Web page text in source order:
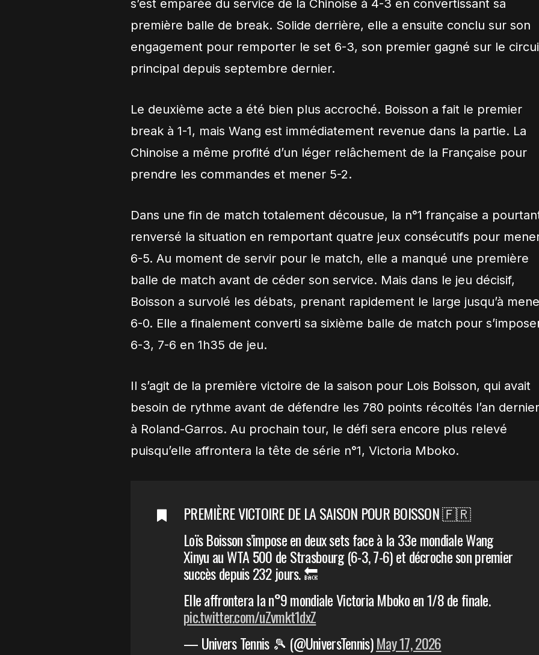
s’est emparée du service de la Chinoise à 4-3 en convertissant sa
première balle de break. Solide derrière, elle a ensuite conclu sur son
engagement pour remporter le set 6-3, son premier gagné sur le
principal depuis septembre dernier.
Le deuxième acte a été bien plus accroché. Boisson a fait le premier
break à 1-1, mais Wang est immédiatement revenue dans la partie. La
Chinoise a même profité d’un léger relâchement de la Française pour
prendre les commandes et mener 5-2.
Dans une fin de match totalement décousue, la n°1 française a
renversé la situation en remportant quatre jeux consécutifs pour
6-5. Au moment de servir pour le match, elle a manqué une première
balle de match avant de céder son service. Mais dans le jeu décisif,
Boisson a survolé les débats, prenant rapidement le large jusqu’à
6-0. Elle a finalement converti sa sixième balle de match pour
6-3, 7-6 en 1h35 de jeu.
Il s’agit de la première victoire de la saison pour Lois Boisson, qui avait
besoin de rythme avant de défendre les 780 points récoltés l’an dernier
à Roland-Garros. Au prochain tour, le défi sera encore plus relevé
puisqu’elle affrontera la tête de série n°1, Victoria Mboko.
PREMIÈRE VICTOIRE DE LA SAISON POUR BOISSON 🇫🇷
Loïs Boisson s’impose en deux sets face à la 33e mondiale Wang
Xinyu au WTA 500 de Strasbourg (6-3, 7-6) et décroche son premier
succès depuis 232 jours. 🔙
Elle affrontera la n°9 mondiale Victoria Mboko en 1/8 de finale.
pic.twitter.com/uZvmkt1dxZ
— Univers Tennis 🎾 (@UniversTennis)May 17, 2026